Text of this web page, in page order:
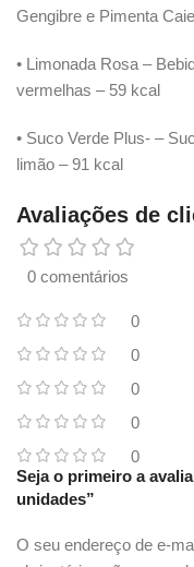
Gengibre e Pimenta
• Limonada Rosa –
vermelhas – 59 kcal
• Suco Verde Plus- –
limão – 91 kcal
Avaliações de
0 comentários
0
0
0
0
0
Seja o primeiro a
unidades”
O seu endereço de e-